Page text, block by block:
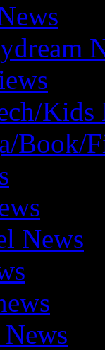
Kids
Book/
News